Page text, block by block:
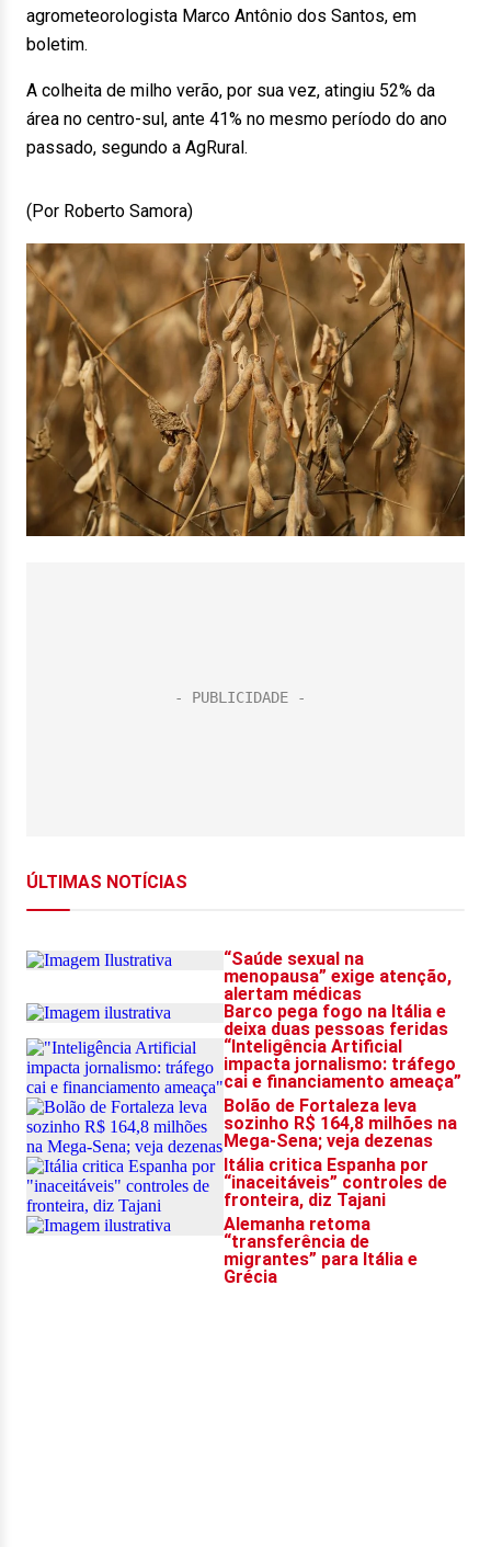
agrometeorologista Marco Antônio dos Santos, em
boletim.
A colheita de milho verão, por sua vez, atingiu 52% da
área no centro-sul, ante 41% no mesmo período do ano
passado, segundo a AgRural.
(Por Roberto Samora)